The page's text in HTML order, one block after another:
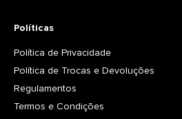
Políticas
Política de Privacidade
Política de Trocas e Devoluções
Regulamentos
Termos e Condições